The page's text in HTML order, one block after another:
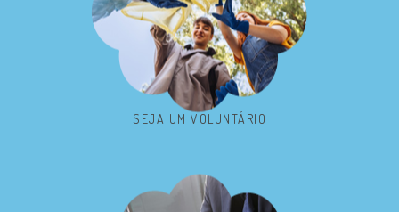
SEJA UM VOLUNTÁRIO